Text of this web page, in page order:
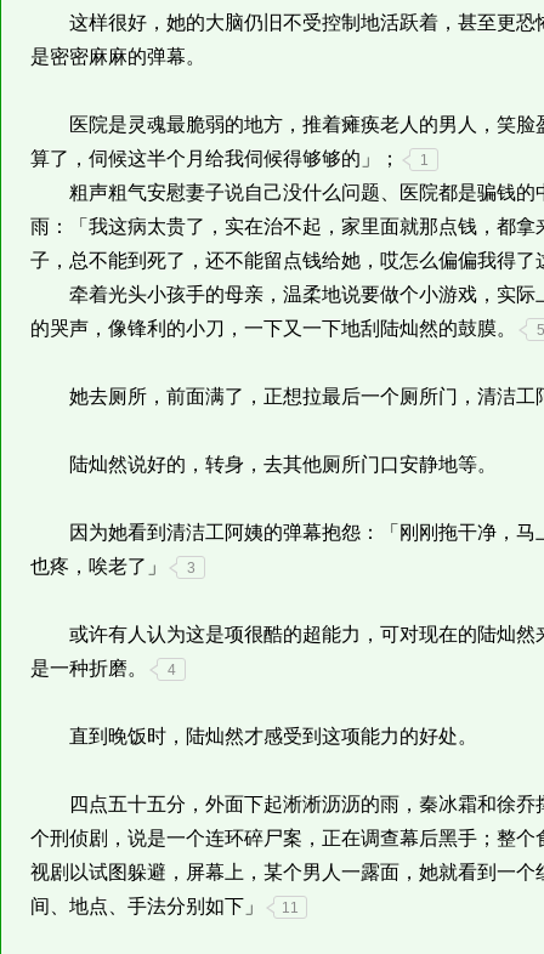
这样很好，她的大脑仍旧不受控制地活跃着，甚至更
是密密麻麻的弹幕。
医院是灵魂最脆弱的地方，推着瘫痪老人的男人，笑脸
算了，伺候这半个月给我伺候得够够的」；
1
粗声粗气安慰妻子说自己没什么问题、医院都是骗钱的
雨：「我这病太贵了，实在治不起，家里面就那点钱，都
子，总不能到死了，还不能留点钱给她，哎怎么偏偏我得了
牵着光头小孩手的母亲，温柔地说要做个小游戏，实际
的哭声，像锋利的小刀，一下又一下地刮陆灿然的鼓膜。
5
她去厕所，前面满了，正想拉最后一个厕所门，清洁工
陆灿然说好的，转身，去其他厕所门口安静地等。
因为她看到清洁工阿姨的弹幕抱怨：「刚刚拖干净，马
也疼，唉老了」
3
或许有人认为这是项很酷的超能力，可对现在的陆灿然
是一种折磨。
4
直到晚饭时，陆灿然才感受到这项能力的好处。
四点五十五分，外面下起淅淅沥沥的雨，秦冰霜和徐乔
个刑侦剧，说是一个连环碎尸案，正在调查幕后黑手；整
视剧以试图躲避，屏幕上，某个男人一露面，她就看到一
间、地点、手法分别如下」
11